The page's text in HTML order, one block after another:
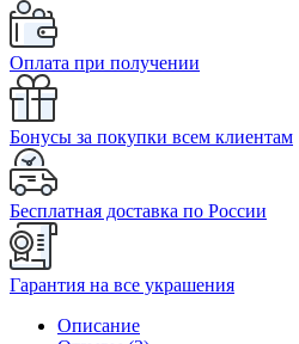
Оплата при получении
Бонусы за покупки всем клиентам
Бесплатная доставка по России
Гарантия на все украшения
Описание